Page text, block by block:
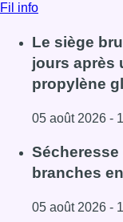
Fil info
Le siège
jours après
propylène
05 août 2026 -
Lire l'article Le
branches
05 août 2026 -